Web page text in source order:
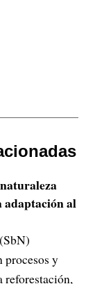
adaptación al
procesos y